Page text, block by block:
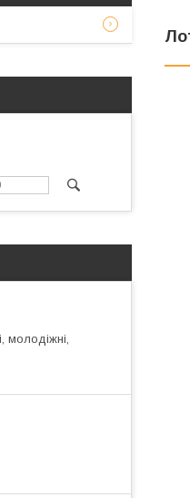
молодіжні,